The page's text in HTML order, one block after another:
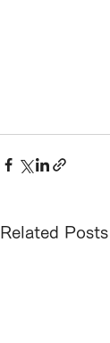
Related Posts